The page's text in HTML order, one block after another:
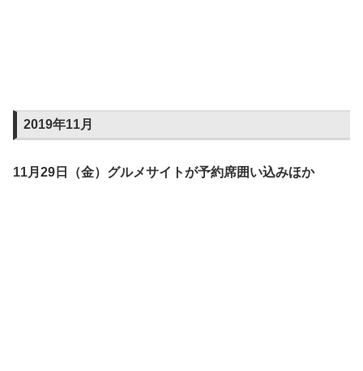
2019年11月
11月29日（金）グルメサイトが予約席囲い込みほか